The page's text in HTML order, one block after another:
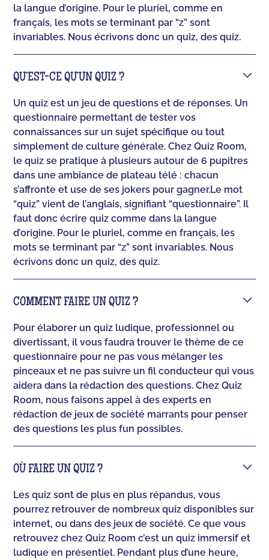
la langue d’origine. Pour le pluriel, comme en
français, les mots se terminant par “z” sont
invariables. Nous écrivons donc un quiz, des quiz.
QU’EST-CE QU’UN QUIZ ?
Un quiz est un jeu de questions et de réponses. Un
questionnaire permettant de tester vos
connaissances sur un sujet spécifique ou tout
simplement de culture générale. Chez Quiz Room,
le quiz se pratique à plusieurs autour de 6 pupitres
dans une ambiance de plateau télé : chacun
s’affronte et use de ses jokers pour gagner.‍Le mot
“quiz” vient de l’anglais, signifiant “questionnaire”. Il
faut donc écrire quiz comme dans la langue
d’origine. Pour le pluriel, comme en français, les
mots se terminant par “z” sont invariables. Nous
écrivons donc un quiz, des quiz.
COMMENT FAIRE UN QUIZ ?
Pour élaborer un quiz ludique, professionnel ou
divertissant, il vous faudra trouver le thème de ce
questionnaire pour ne pas vous mélanger les
pinceaux et ne pas suivre un fil conducteur qui vous
aidera dans la rédaction des questions. Chez Quiz
Room, nous faisons appel à des experts en
rédaction de jeux de société marrants pour penser
des questions les plus fun possibles.
OÙ FAIRE UN QUIZ ?
Les quiz sont de plus en plus répandus, vous
pourrez retrouver de nombreux quiz disponibles sur
internet, ou dans des jeux de société. Ce que vous
retrouvez chez Quiz Room c’est un quiz immersif et
ludique en présentiel. Pendant plus d’une heure,